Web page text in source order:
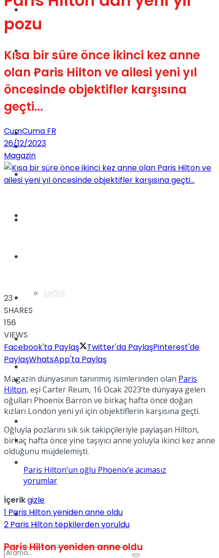
Videolar
Gündem
Sağlık
TV
Kadınca
Dünya
Gündem
Yaşam
Sağlık
TV
Kadınca
Müzik
Sinema
Tatil
pozu
Kısa bir süre önce ikinci kez anne
olan Paris Hilton ve ailesi yeni yıl
öncesinde objektifler karşısına
geçti...
CumCuma FR
26/12/2023
Magazin
23
SHARES
156
VIEWS
Facebook'ta Paylaş
Twitter'da PaylaşPinterest'de
PaylaşWhatsApp'ta Paylaş
Magazin dünyasının tanınmış isimlerinden olan Paris
Hilton, eşi Carter Reum, 16 Ocak 2023’te dünyaya gelen
oğulları Phoenix Barron ve birkaç hafta önce doğan
kızları London yeni yıl için objektiflerin karşısına geçti.
Oğluyla pozlarını sık sık takipçileriyle paylaşan Hilton,
birkaç hafta önce yine taşıyıcı anne yoluyla ikinci kez anne
olduğunu müjdelemişti.
Paris Hilton’un oğlu Phoenix’e acımasız
yorumlar
İçerikgizle
1 Paris Hilton yeniden anne oldu
2 Paris Hilton tepkilerden yoruldu
Paris Hilton yeniden anne oldu